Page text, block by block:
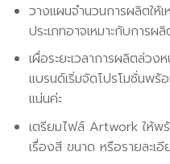
วางแผนจำนวนการผลิตให้
ประเภทอาจเหมาะกับการ
เผื่อระยะเวลาการผลิตล่ว
แบรนด์เริ่มจัดโปรโมชั่นพร้
แน่นค่ะ
เตรียมไฟล์ Artwork ให้
เรื่องสี ขนาด หรือรายละเ